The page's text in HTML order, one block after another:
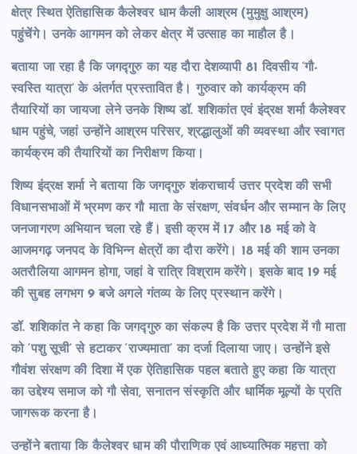
क्षेत्र स्थित ऐतिहासिक कैलेश्वर धाम कैली आश्रम (मुमुक्षु आश्रम)
पहुंचेंगे। उनके आगमन को लेकर क्षेत्र में उत्साह का माहौल है।
बताया जा रहा है कि जगद्गुरु का यह दौरा देशव्यापी 81 दिवसीय ‘गौ-
स्वस्ति यात्रा’ के अंतर्गत प्रस्तावित है। गुरुवार को कार्यक्रम की
तैयारियों का जायजा लेने उनके शिष्य डॉ. शशिकांत एवं इंद्रक्ष शर्मा कैलेश्वर
धाम पहुंचे, जहां उन्होंने आश्रम परिसर, श्रद्धालुओं की व्यवस्था और स्वागत
कार्यक्रम की तैयारियों का निरीक्षण किया।
शिष्य इंद्रक्ष शर्मा ने बताया कि जगद्गुरु शंकराचार्य उत्तर प्रदेश की सभी
विधानसभाओं में भ्रमण कर गौ माता के संरक्षण, संवर्धन और सम्मान के लिए
जनजागरण अभियान चला रहे हैं। इसी क्रम में 17 और 18 मई को वे
आजमगढ़ जनपद के विभिन्न क्षेत्रों का दौरा करेंगे। 18 मई की शाम उनका
अतरौलिया आगमन होगा, जहां वे रात्रि विश्राम करेंगे। इसके बाद 19 मई
की सुबह लगभग 9 बजे अगले गंतव्य के लिए प्रस्थान करेंगे।
डॉ. शशिकांत ने कहा कि जगद्गुरु का संकल्प है कि उत्तर प्रदेश में गौ माता
को ‘पशु सूची’ से हटाकर ‘राज्यमाता’ का दर्जा दिलाया जाए। उन्होंने इसे
गौवंश संरक्षण की दिशा में एक ऐतिहासिक पहल बताते हुए कहा कि यात्रा
का उद्देश्य समाज को गौ सेवा, सनातन संस्कृति और धार्मिक मूल्यों के प्रति
जागरूक करना है।
उन्होंने बताया कि कैलेश्वर धाम की पौराणिक एवं आध्यात्मिक महत्ता को